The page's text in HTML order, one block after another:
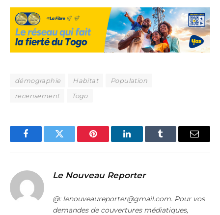
démographie Habitat
Population
recensement
Togo
FacebookTwitter Pinterest LinkedInTumblr Email
Le Nouveau Reporter
@: lenouveaureporter@gmail.com. Pour vos
demandes de couvertures médiatiques,